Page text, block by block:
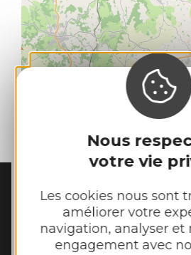
Nous
votre vie
Les cookies nous sont
améliorer votre
navigation, analyser et
engagement avec
MAIRIE
56 Rue
12220